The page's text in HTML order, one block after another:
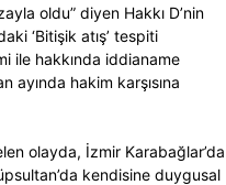
oldu” diyen Hakkı D’nin
‘Bitişik atış’ tespiti
ile hakkında iddianame
ayında hakim karşısına
olayda, İzmir Karabağlar’da
kendisine duygusal